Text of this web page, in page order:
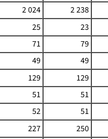
2 024 2 238
25 23
71 79
49 49
129 129
51 51
52 51
227 250